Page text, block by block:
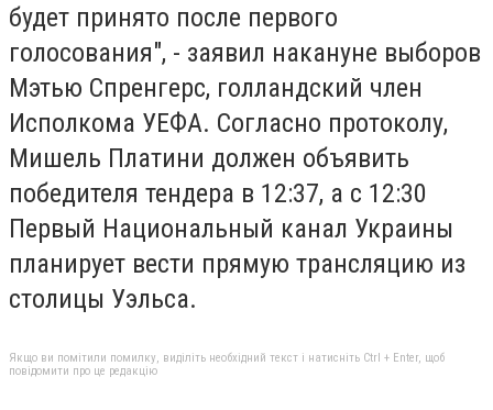
будет принято после первого
голосования", - заявил накануне выборов
Мэтью Спренгерс, голландский член
Исполкома УЕФА. Согласно протоколу,
Мишель Платини должен объявить
победителя тендера в 12:37, а с 12:30
Первый Национальный канал Украины
планирует вести прямую трансляцию из
столицы Уэльса.
Якщо ви помітили помилку, виділіть необхідний текст і натисніть Ctrl + Enter, щоб
повідомити про це редакцію